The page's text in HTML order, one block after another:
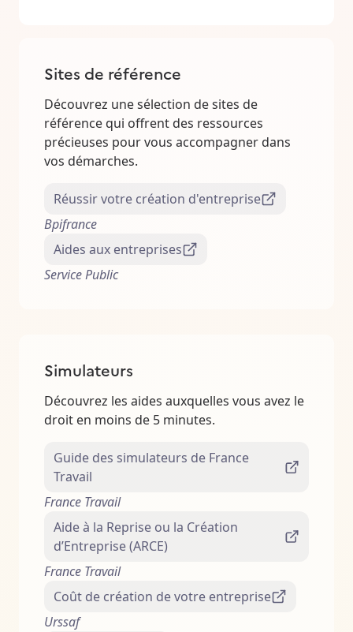
Sites de référence
Découvrez une sélection de sites de
référence qui offrent des ressources
précieuses pour vous accompagner dans
vos démarches.
Réussir votre création d'entreprise
Bpifrance
Aides aux entreprises
Service Public
Simulateurs
Découvrez les aides auxquelles vous avez le
droit en moins de 5 minutes.
Guide des simulateurs de France
Travail
France Travail
Aide à la Reprise ou la Création
d’Entreprise (ARCE)
France Travail
Coût de création de votre entreprise
Urssaf